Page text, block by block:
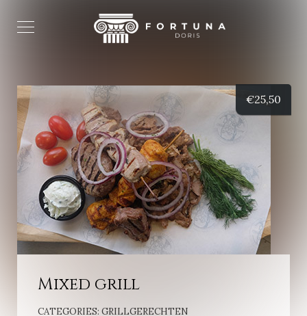
Mixed grill
CATEGORIES: GRILLGERECHTEN
€25,50